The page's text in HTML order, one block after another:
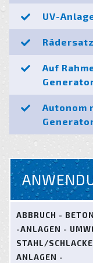
UV-
Rädersatz
Auf
Autonom
ABBRUCH -
-ANLAGEN -
STAHL/
ANLAGEN -